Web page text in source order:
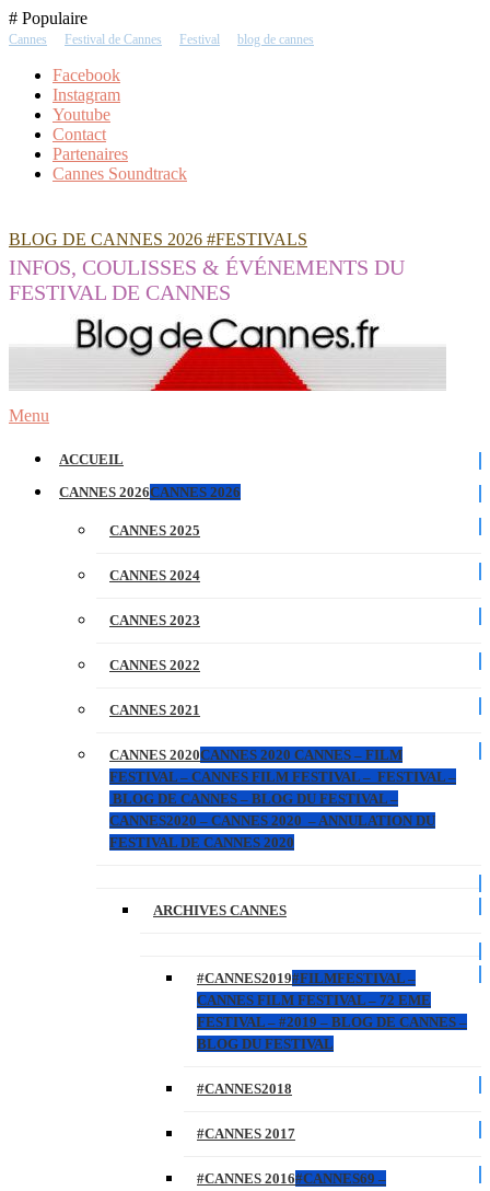
Skip
To
# Populaire
Cannes Festival de Cannes Festival blog de cannes
Facebook
Instagram
Youtube
Contact
Partenaires
Cannes Soundtrack
BLOG DE CANNES 2026 #FESTIVALS
INFOS, COULISSES & ÉVÉNEMENTS DU
FESTIVAL DE CANNES
Menu
ACCUEIL
CANNES 2026CANNES 2026
CANNES 2025
CANNES 2024
CANNES 2023
CANNES 2022
CANNES 2021
CANNES 2020CANNES 2020 CANNES – FILM
FESTIVAL – CANNES FILM FESTIVAL – FESTIVAL –
BLOG DE CANNES – BLOG DU FESTIVAL –
CANNES2020 – CANNES 2020 – ANNULATION DU
FESTIVAL DE CANNES 2020
ARCHIVES CANNES
#CANNES2019#FILMFESTIVAL –
CANNES FILM FESTIVAL – 72 EME
FESTIVAL – #2019 – BLOG DE CANNES –
BLOG DU FESTIVAL
#CANNES2018
#CANNES 2017
#CANNES 2016#CANNES69 –